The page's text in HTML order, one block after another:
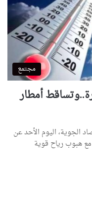
مجتمع
أمطار
الجوية، اليوم الأحد عن
هبوب رياح قوية